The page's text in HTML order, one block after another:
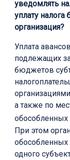
уведомлять
уплату налога
организация?
Уплата
подлежащих
бюджетов
а также по
обособленных
При этом
обособленных
одного